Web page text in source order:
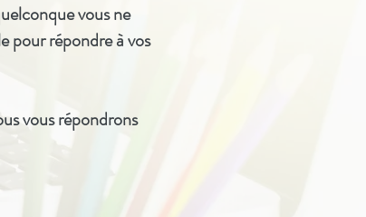
vous ne
pour répondre à vos
vous répondrons